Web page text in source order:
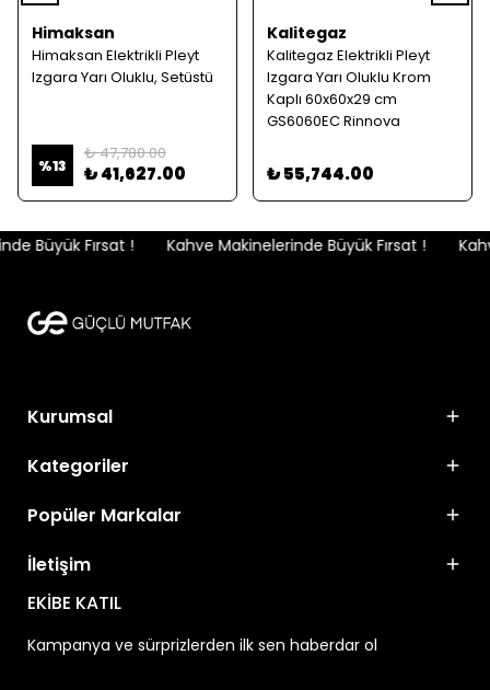
Himaksan
Himaksan Elektrikli Pleyt
Izgara Yarı Oluklu, Setüstü
%13
₺ 47,780.00
₺ 41,627.00
Kalitegaz
Kalitegaz Elektrikli Pleyt
Izgara Yarı Oluklu Krom
Kaplı 60x60x29 cm
GS6060EC Rinnova
₺ 55,744.00
Büyük Fırsat ! Kahve Makinelerinde Büyük Fırsat !
Kurumsal
Kategoriler
Popüler Markalar
İletişim
EKİBE KATIL
Kampanya ve sürprizlerden ilk sen haberdar ol